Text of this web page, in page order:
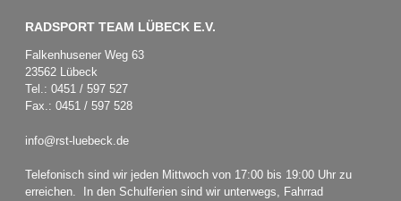
RADSPORT TEAM LÜBECK E.V.
Falkenhusener Weg 63
23562 Lübeck
Tel.: 0451 / 597 527
Fax.: 0451 / 597 528
info@rst-luebeck.de
Telefonisch sind wir jeden Mittwoch von 17:00 bis 19:00 Uhr zu
erreichen. In den Schulferien sind wir unterwegs, Fahrrad